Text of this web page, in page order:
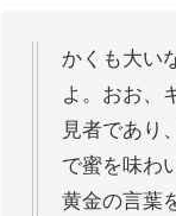
かくも大い
よ。おお、
見者であり
で蜜を味わ
黄金の言葉